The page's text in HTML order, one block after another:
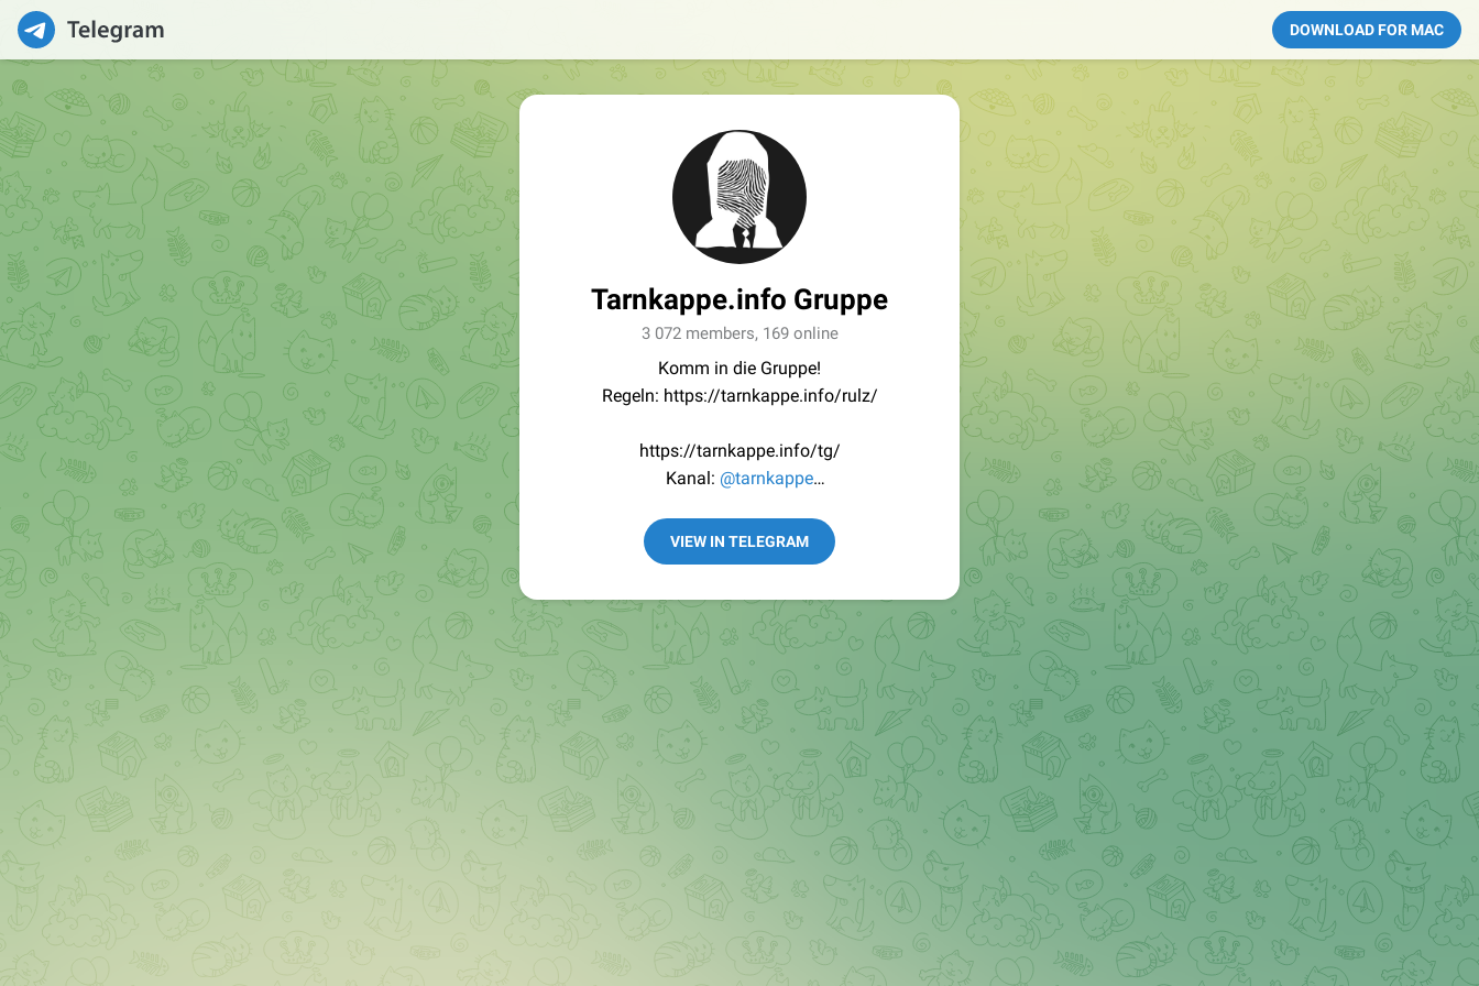
DOWNLOAD FOR MAC
Tarnkappe.info Gruppe
3 072 members, 169 online
Komm in die Gruppe!
Regeln: https://tarnkappe.info/rulz/
https://tarnkappe.info/tg/
Kanal: @tarnkappe
Best of:@bestoftarnkappe
VIEW IN TELEGRAM